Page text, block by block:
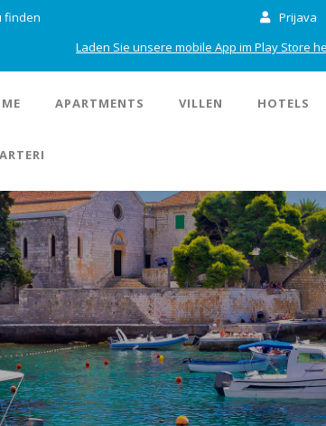
finden Prijava
Laden Sie unsere mobile App im Play Store
APARTMENTS VILLEN HOTELS